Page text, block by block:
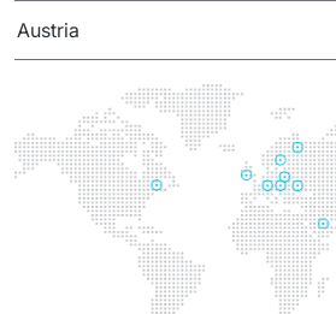
Marketplace
Systemy Zarządzania Treścią
Platformy do współpracy
System Rejestracji Czasu Pracy
Austria